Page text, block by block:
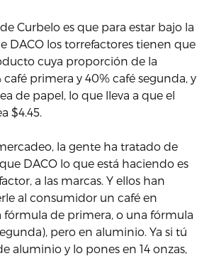
Curbelo es que para estar bajo la
DACO los torrefactores tienen que
cuya proporción de la
primera y 40% café segunda, y
de papel, lo que lleva a que el
$4.45.
la gente ha tratado de
DACO lo que está haciendo es
a las marcas. Y ellos han
al consumidor un café en
de primera, o una fórmula
pero en aluminio. Ya si tú
aluminio y lo pones en 14 onzas,